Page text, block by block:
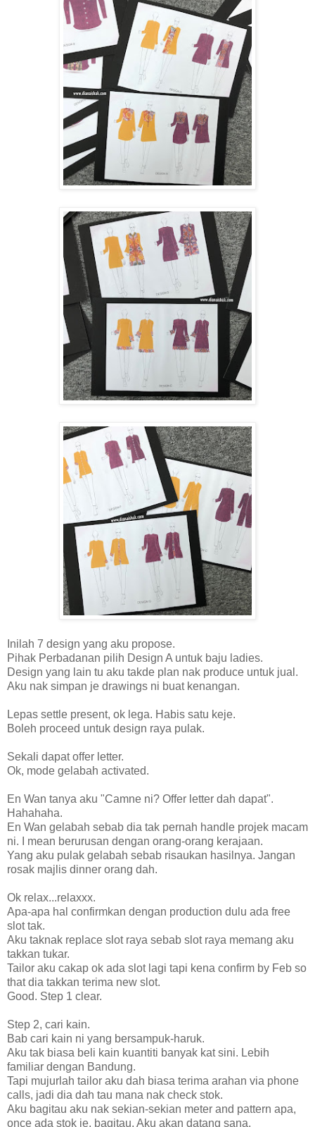
Inilah 7 design yang aku propose.
Pihak Perbadanan pilih Design A untuk baju ladies.
Design yang lain tu aku takde plan nak produce untuk jual.
Aku nak simpan je drawings ni buat kenangan.
Lepas settle present, ok lega. Habis satu keje.
Boleh proceed untuk design raya pulak.
Sekali dapat offer letter.
Ok, mode gelabah activated.
En Wan tanya aku "Camne ni? Offer letter dah dapat".
Hahahaha.
En Wan gelabah sebab dia tak pernah handle projek macam
ni. I mean berurusan dengan orang-orang kerajaan.
Yang aku pulak gelabah sebab risaukan hasilnya. Jangan
rosak majlis dinner orang dah.
Ok relax...relaxxx.
Apa-apa hal confirmkan dengan production dulu ada free
slot tak.
Aku taknak replace slot raya sebab slot raya memang aku
takkan tukar.
Tailor aku cakap ok ada slot lagi tapi kena confirm by Feb so
that dia takkan terima new slot.
Good. Step 1 clear.
Step 2, cari kain.
Bab cari kain ni yang bersampuk-haruk.
Aku tak biasa beli kain kuantiti banyak kat sini. Lebih
familiar dengan Bandung.
Tapi mujurlah tailor aku dah biasa terima arahan via phone
calls, jadi dia dah tau mana nak check stok.
Aku bagitau aku nak sekian-sekian meter and pattern apa,
once ada stok je, bagitau. Aku akan datang sana.